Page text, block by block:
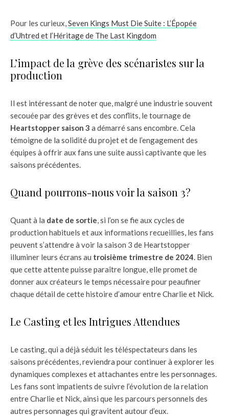
Pour les curieux,Seven Kings Must Die Suite : L’Épopée
d’Uhtred et l’Héritage de The Last Kingdom
L’impact de la grève des scénaristes sur la
production
Il est intéressant de noter que, malgré une industrie souvent
secouée par des grèves et des conflits, le tournage de
Heartstopper saison 3 a démarré sans encombre. Cela
témoigne de la solidité du projet et de l’engagement des
équipes à offrir aux fans une suite aussi captivante que les
saisons précédentes.
Quand pourrons-nous voir la saison 3?
Quant à la date de sortie, si l’on se fie aux cycles de
production habituels et aux informations recueillies, les fans
peuvent s’attendre à voir la saison 3 de Heartstopper
illuminer leurs écrans au troisième trimestre de 2024. Bien
que cette attente puisse paraître longue, elle promet de
donner aux créateurs le temps nécessaire pour peaufiner
chaque détail de cette histoire d’amour entre Charlie et Nick.
Le Casting et les Intrigues Attendues
Le casting, qui a déjà séduit les téléspectateurs dans les
saisons précédentes, reviendra pour continuer à explorer les
dynamiques complexes et attachantes entre les personnages.
Les fans sont impatients de suivre l’évolution de la relation
entre Charlie et Nick, ainsi que les parcours personnels des
autres personnages qui gravitent autour d’eux.